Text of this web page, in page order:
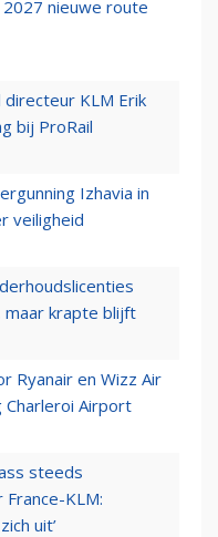
nieuwe route
KLM Erik
bij ProRail
Izhavia in
veiligheid
krapte blijft
Ryanair en Wizz Air
Airport
steeds
KLM:
uit’